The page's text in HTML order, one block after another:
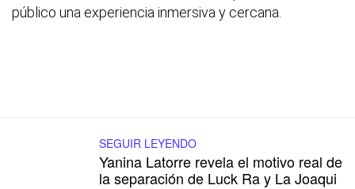
público una experiencia inmersiva y cercana.
SEGUIR LEYENDO
Yanina Latorre revela el motivo real de
la separación de Luck Ra y La Joaqui